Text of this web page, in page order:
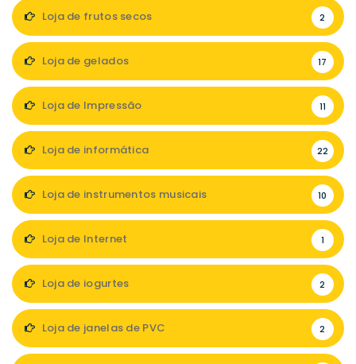
Loja de frutos secos 2
Loja de gelados 17
Loja de Impressão 11
Loja de informática 22
Loja de instrumentos musicais 10
Loja de Internet 1
Loja de iogurtes 2
Loja de janelas de PVC 2